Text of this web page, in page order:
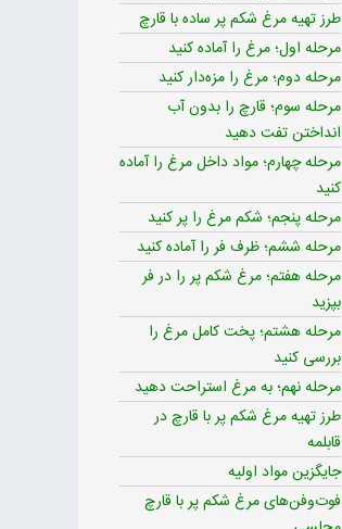
طرز تهیه مرغ شکم پر ساده با قارچ
مرحله اول؛ مرغ را آماده کنید
مرحله دوم؛ مرغ را مزه‌دار کنید
مرحله سوم؛ قارچ را بدون آب
انداختن تفت دهید
مرحله چهارم؛ مواد داخل مرغ را آماده
کنید
مرحله پنجم؛ شکم مرغ را پر کنید
مرحله ششم؛ ظرف فر را آماده کنید
مرحله هفتم؛ مرغ شکم پر را در فر
بپزید
مرحله هشتم؛ پخت کامل مرغ را
بررسی کنید
مرحله نهم؛ به مرغ استراحت دهید
طرز تهیه مرغ شکم پر با قارچ در
قابلمه
جایگزین مواد اولیه
فوت‌وفن‌های مرغ شکم پر با قارچ